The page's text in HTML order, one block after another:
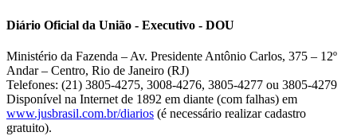
Diário Oficial da União - Executivo - DOU
Ministério da Fazenda – Av. Presidente Antônio Carlos, 375 – 12º
Andar – Centro, Rio de Janeiro (RJ)
Telefones: (21) 3805-4275, 3008-4276, 3805-4277 ou 3805-4279
Disponível na Internet de 1892 em diante (com falhas) em
www.jusbrasil.com.br/diarios (é necessário realizar cadastro
gratuito).